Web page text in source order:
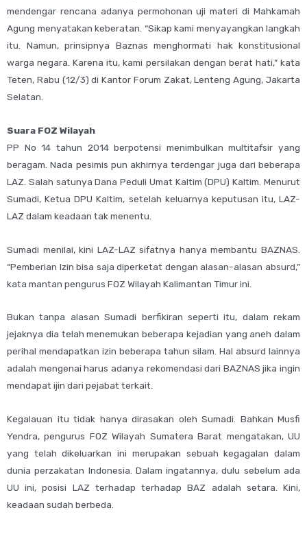
mendengar rencana adanya permohonan uji materi di Mahkamah
Agung menyatakan keberatan. “Sikap kami menyayangkan langkah
itu. Namun, prinsipnya Baznas menghormati hak konstitusional
warga negara. Karena itu, kami persilakan dengan berat hati,” kata
Teten, Rabu (12/3) di Kantor Forum Zakat, Lenteng Agung, Jakarta
Selatan.
Suara FOZ Wilayah
PP No 14 tahun 2014 berpotensi menimbulkan multitafsir yang
beragam. Nada pesimis pun akhirnya terdengar juga dari beberapa
LAZ. Salah satunya Dana Peduli Umat Kaltim (DPU) Kaltim. Menurut
Sumadi, Ketua DPU Kaltim, setelah keluarnya keputusan itu, LAZ-
LAZ dalam keadaan tak menentu.
Sumadi menilai, kini LAZ-LAZ sifatnya hanya membantu BAZNAS.
“Pemberian Izin bisa saja diperketat dengan alasan-alasan absurd,”
kata mantan pengurus FOZ Wilayah Kalimantan Timur ini.
Bukan tanpa alasan Sumadi berfikiran seperti itu, dalam rekam
jejaknya dia telah menemukan beberapa kejadian yang aneh dalam
perihal mendapatkan izin beberapa tahun silam. Hal absurd lainnya
adalah mengenai harus adanya rekomendasi dari BAZNAS jika ingin
mendapat ijin dari pejabat terkait.
Kegalauan itu tidak hanya dirasakan oleh Sumadi. Bahkan Musfi
Yendra, pengurus FOZ Wilayah Sumatera Barat mengatakan, UU
yang telah dikeluarkan ini merupakan sebuah kegagalan dalam
dunia perzakatan Indonesia. Dalam ingatannya, dulu sebelum ada
UU ini, posisi LAZ terhadap terhadap BAZ adalah setara. Kini,
keadaan sudah berbeda.